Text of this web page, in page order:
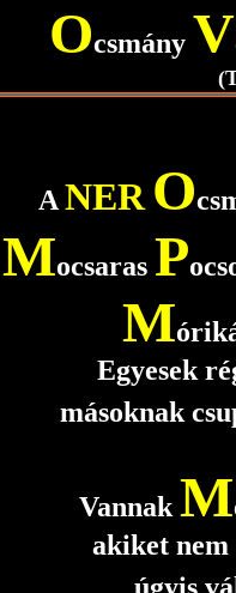
Ocsmány V
A NER O
Mocsaras P
M
Egyesek
másoknak
Vannak M
akiket